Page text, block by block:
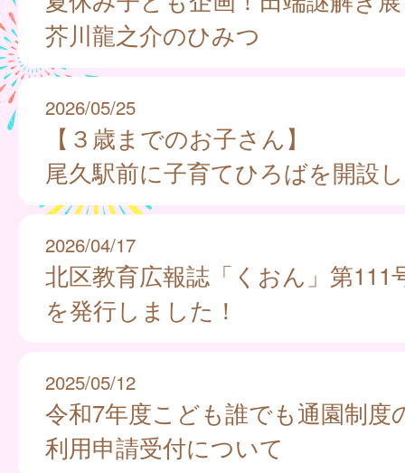
芥川龍之介のひみつ
2026/05/25
【３歳までのお子さん】
尾久駅前に子育てひろばを開設
2026/04/17
北区教育広報誌「くおん」第111
を発行しました！
2025/05/12
令和7年度こども誰でも通園制度
利用申請受付について